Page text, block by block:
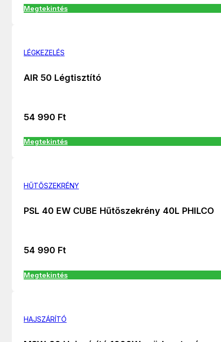
Megtekintés
LÉGKEZELÉS
AIR 50 Légtisztító
54 990 Ft
Megtekintés
HŰTŐSZEKRÉNY
PSL 40 EW CUBE Hűtőszekrény 40L PHILCO
54 990 Ft
Megtekintés
HAJSZÁRÍTÓ